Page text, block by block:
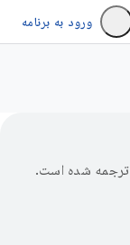
ورود به برنامه
ترجمه شده است.